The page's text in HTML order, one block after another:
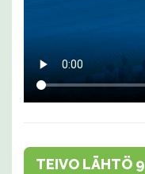
TEIVO LÄHTÖ 9